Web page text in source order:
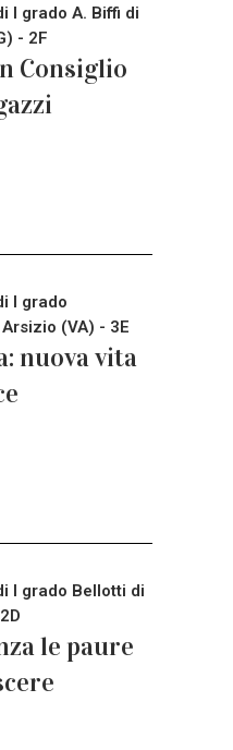
I grado A. Biffi di
- 2F
Consiglio
I grado
(VA) - 3E
nuova vita
I grado Bellotti di
le paure